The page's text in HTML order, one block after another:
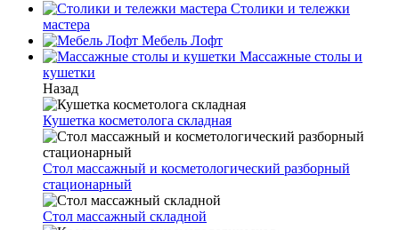
Столики и тележки
мастера
Мебель Лофт
Массажные столы и
кушетки
Назад
Кушетка косметолога складная
Стол массажный и косметологический разборный
стационарный
Стол массажный складной